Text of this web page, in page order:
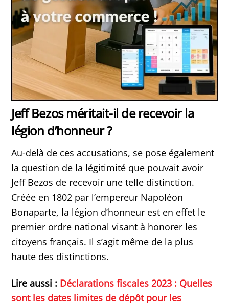
Jeff Bezos méritait-il de recevoir la
légion d’honneur ?
Au-delà de ces accusations, se pose également
la question de la légitimité que pouvait avoir
Jeff Bezos de recevoir une telle distinction.
Créée en 1802 par l’empereur Napoléon
Bonaparte, la légion d’honneur est en effet le
premier ordre national visant à honorer les
citoyens français. Il s’agit même de la plus
haute des distinctions.
Lire aussi : Déclarations fiscales 2023 : Quelles
sont les dates limites de dépôt pour les